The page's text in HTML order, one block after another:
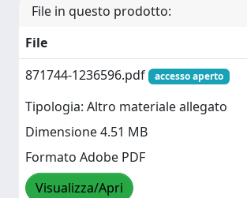
File in questo prodotto:
File
871744-1236596.pdf
accesso aperto
Tipologia: Altro materiale allegato
Dimensione 4.51 MB
Formato Adobe PDF
Visualizza/Apri